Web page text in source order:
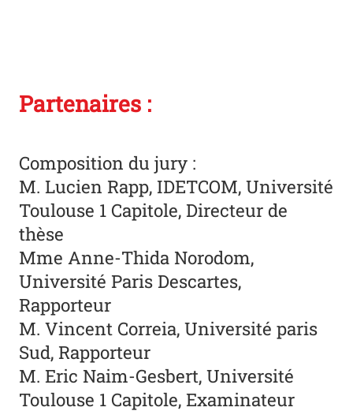
Partenaires :
Composition du jury :
M. Lucien Rapp, IDETCOM, Université
Toulouse 1 Capitole, Directeur de
thèse
Mme Anne-Thida Norodom,
Université Paris Descartes,
Rapporteur
M. Vincent Correia, Université paris
Sud, Rapporteur
M. Eric Naim-Gesbert, Université
Toulouse 1 Capitole, Examinateur